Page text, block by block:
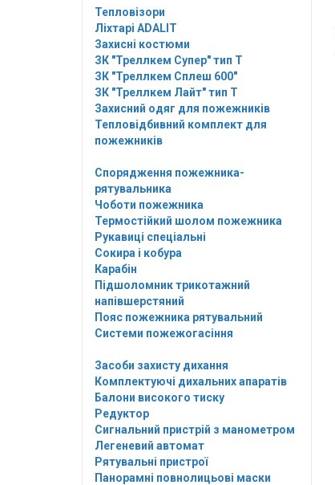
Тепловізори
Ліхтарі ADALIT
Захисні костюми
ЗК "Треллкем Супер" тип Т
ЗК "Треллкем Сплеш 600"
ЗК "Треллкем Лайт" тип Т
Захисний одяг для пожежників
Тепловідбивний комплект для
пожежників
Спорядження пожежника-
рятувальника
Чоботи пожежника
Термостійкий шолом пожежника
Рукавиці спеціальні
Сокира і кобура
Карабін
Підшоломник трикотажний
напівшерстяний
Пояс пожежника рятувальний
Системи пожежогасіння
Засоби захисту дихання
Комплектуючі дихальних апаратів
Балони високого тиску
Редуктор
Сигнальний пристрій з манометром
Легеневий автомат
Рятувальні пристрої
Панорамні повнолицьові маски